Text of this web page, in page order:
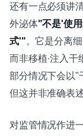
还有一点必须讲清
外泌体"不是'使
式'"。它是分离
而非移植·注入干
部分情况下会以"
但这并非准确表
对监管情况作进